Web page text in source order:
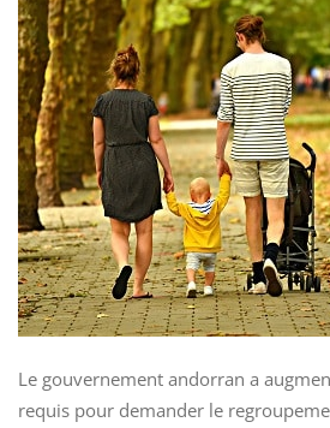
Le gouvernement andorran a
requis pour demander le